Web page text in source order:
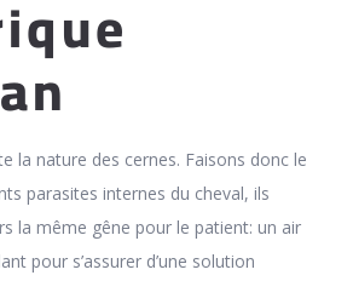
la nature des cernes. Faisons donc le
parasites internes du cheval, ils
la même gêne pour le patient: un air
pour s’assurer d’une solution